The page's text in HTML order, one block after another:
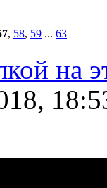
, 58, 59 ... 63